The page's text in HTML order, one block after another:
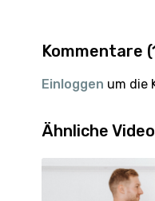
Kommentare (
Einloggen um die
Ähnliche